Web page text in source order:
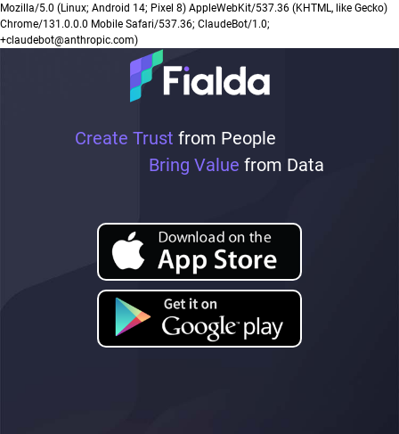
Create Trust from People
Bring Value from Data
Mozilla/5.0 (Linux; Android 14; Pixel 8) AppleWebKit/537.36 (KHTML, like Gecko)
Chrome/131.0.0.0 Mobile Safari/537.36; ClaudeBot/1.0;
+claudebot@anthropic.com)